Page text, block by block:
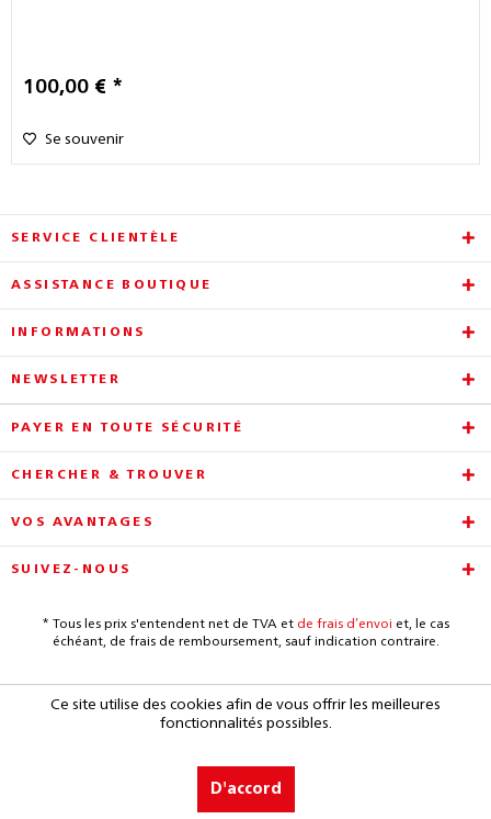
100,00 € *
Se souvenir
SERVICE CLIENTÈLE
ASSISTANCE BOUTIQUE
INFORMATIONS
NEWSLETTER
PAYER EN TOUTE SÉCURITÉ
CHERCHER & TROUVER
VOS AVANTAGES
SUIVEZ-NOUS
* Tous les prix s'entendent net de TVA et de frais d’envoi et, le cas
échéant, de frais de remboursement, sauf indication contraire.
Ce site utilise des cookies afin de vous offrir les meilleures
fonctionnalités possibles.
D'accord